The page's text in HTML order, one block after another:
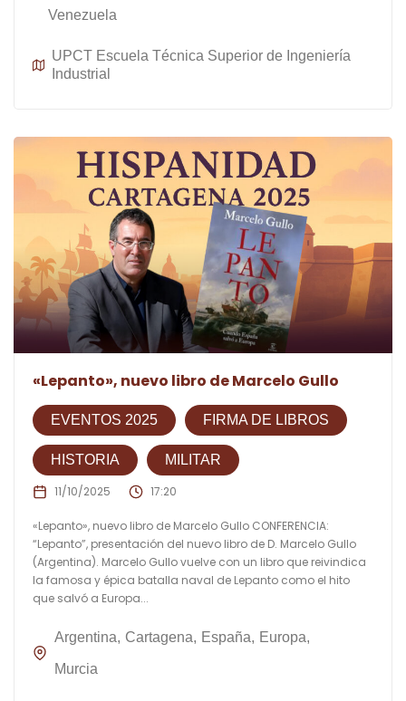
Venezuela
UPCT Escuela Técnica Superior de Ingeniería
Industrial
«Lepanto», nuevo libro de Marcelo Gullo
EVENTOS 2025 FIRMA DE LIBROS
HISTORIA MILITAR
11/10/2025 17:20
«Lepanto», nuevo libro de Marcelo Gullo CONFERENCIA:
“Lepanto”, presentación del nuevo libro de D. Marcelo Gullo
(Argentina). Marcelo Gullo vuelve con un libro que reivindica
la famosa y épica batalla naval de Lepanto como el hito
que salvó a Europa...
Argentina Cartagena España Europa
Murcia